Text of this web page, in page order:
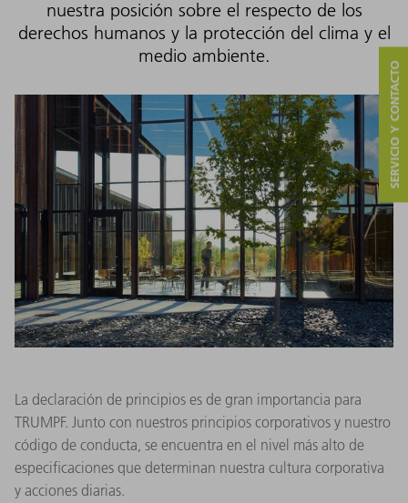
nuestra posición sobre el respecto de los
derechos humanos y la protección del clima y el
medio ambiente.
La declaración de principios es de gran importancia para
TRUMPF. Junto con nuestros principios corporativos y nuestro
código de conducta, se encuentra en el nivel más alto de
especificaciones que determinan nuestra cultura corporativa
y acciones diarias.
SERVICIO Y CONTACTO